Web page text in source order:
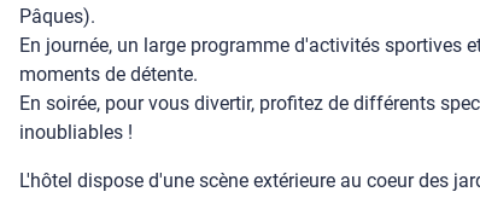
Pâques).
En journée, un large programme d'activités sportives
moments de détente.
En soirée, pour vous divertir, profitez de différents
inoubliables !
L'hôtel dispose d'une scène extérieure au coeur des